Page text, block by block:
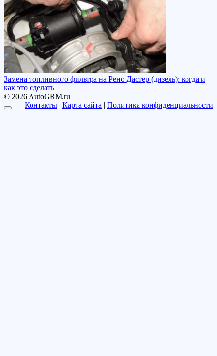
Замена топливного фильтра на Рено Дастер (дизель): когда и
как это сделать
© 2026 AutoGRM.ru
Контакты | Карта сайта | Политика конфиденциальности